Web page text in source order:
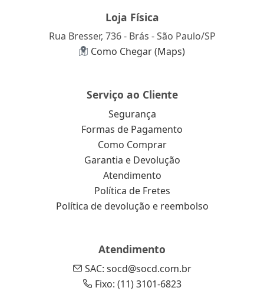
Loja Física
Rua Bresser, 736 - Brás - São Paulo/SP
Como Chegar (Maps)
Serviço ao Cliente
Segurança
Formas de Pagamento
Como Comprar
Garantia e Devolução
Atendimento
Política de Fretes
Política de devolução e reembolso
Atendimento
SAC: socd@socd.com.br
Fixo: (11) 3101-6823